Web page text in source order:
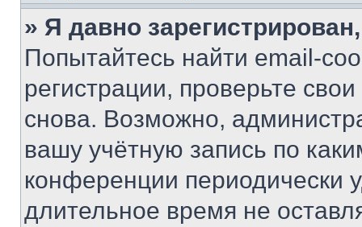
» Я давно
Попытайтесь найти email-
регистрации, проверьте
снова. Возможно,
вашу учётную запись по
конференции периодически
длительное время не